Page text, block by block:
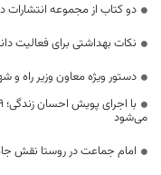
دو کتاب از مجموعه انتشارات
نکات بهداشتی برای فعالیت
دستور ویژه معاون وزیر راه و
می‌شود
امام جماعت در روستا نقش